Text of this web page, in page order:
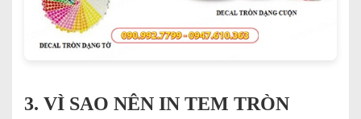
3. VÌ SAO NÊN IN TEM TRÒN